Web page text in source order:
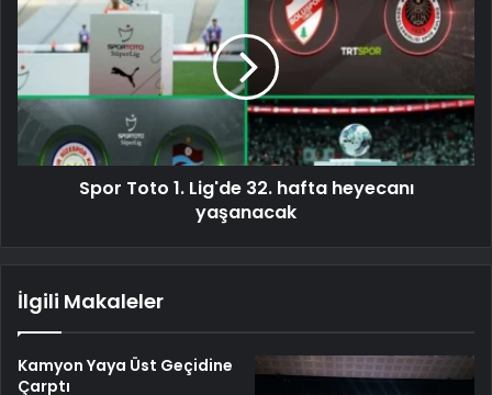
Spor Toto 1. Lig'de 32. hafta heyecanı
yaşanacak
İlgili Makaleler
Kamyon Yaya Üst Geçidine
Çarptı